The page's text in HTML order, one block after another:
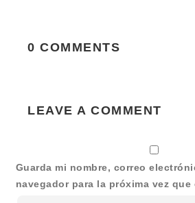
0 COMMENTS
LEAVE A COMMENT
Guarda mi nombre, correo
navegador para la próxima vez que